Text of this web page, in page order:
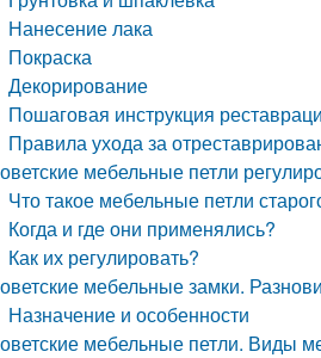
Нанесение лака
Покраска
Декорирование
Пошаговая инструкция
Правила ухода за
мебельные петли
Что такое мебельные петли
Когда и где они применялись?
Как их регулировать?
мебельные замки.
Назначение и особенности
мебельные петли. Виды